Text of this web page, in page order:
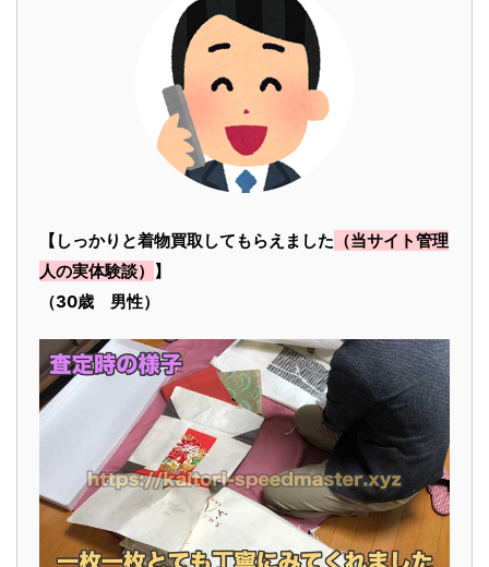
【しっかりと着物買取してもらえました （当サイト管理
人の実体験談） 】
（30歳 男性）